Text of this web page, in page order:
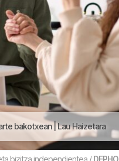
bakotxean | Lau Haizetara